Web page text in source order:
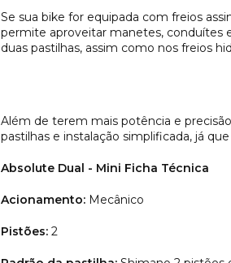
Se sua bike for equipada com freios
permite aproveitar manetes, conduítes
duas pastilhas, assim como nos freios
Além de terem mais potência e
pastilhas e instalação simplificada, já
Absolute Dual - Mini Ficha Técnica
Acionamento: Mecânico
Pistões: 2